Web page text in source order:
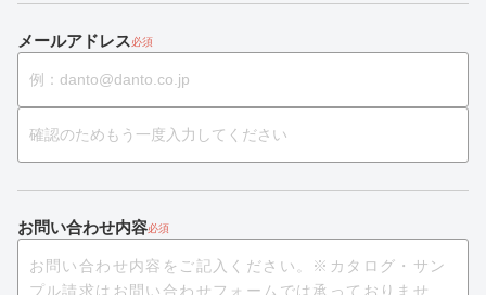
メールアドレス必須
お問い合わせ内容必須